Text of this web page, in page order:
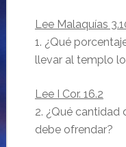
Lee Malaquías
1. ¿Qué
llevar al templo
Lee I Cor. 16.2
2. ¿Qué cantidad
debe ofrendar?